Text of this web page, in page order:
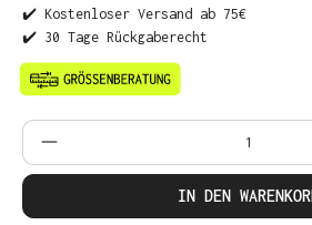
✔️ Kostenloser Versand ab 75€
✔️ 30 Tage Rückgaberecht
Produkt Anzahl: Gib
IN DEN